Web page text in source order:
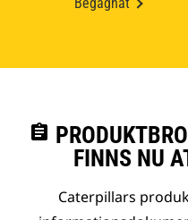
Begagnat
assignment
FINNS NU
Caterpillars